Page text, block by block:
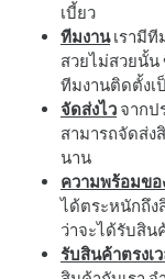
เบี้ยว
ทีมงานเรามีที
สวยไม่สวยนั้
ทีมงานติดตั้ง
จัดส่งไว จากป
สามารถจัดส่ง
นาน
ความพร้อมขอ
ได้ตระหนักถึง
ว่าจะได้รับสิ
รับสินค้าตรงเ